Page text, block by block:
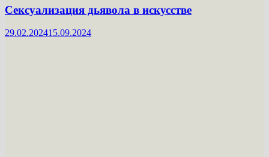
Сексуализация дьявола в искусстве
29.02.202415.09.2024